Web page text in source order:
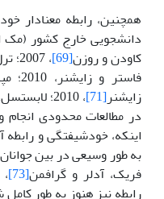
همچنین، رابطه معنادار
دانشجویی خارج کشور (مک
کاودن و روزن[69] ، 2007؛ ترل، هیل و ناگوشی
زایشنر[71] ، 2010؛ لابستسل، باومیستر، فیبیگ، اکل
در مطالعات محدودی
اینکه، خودشیفتگی و
به طور وسیعی در بین
فریک، آدلر و گرافمن[73]